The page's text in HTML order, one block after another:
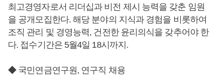
최고경영자로서 리더십과 비전 제시 능력을 갖춘 임원
을 공개모집한다. 해당 분야의 지식과 경험을 비롯하여
조직 관리 및 경영능력, 건전한 윤리의식을 갖추어야 한
다. 접수기간은 5월4일 18시까지.
◆ 국민연금연구원, 연구직 채용